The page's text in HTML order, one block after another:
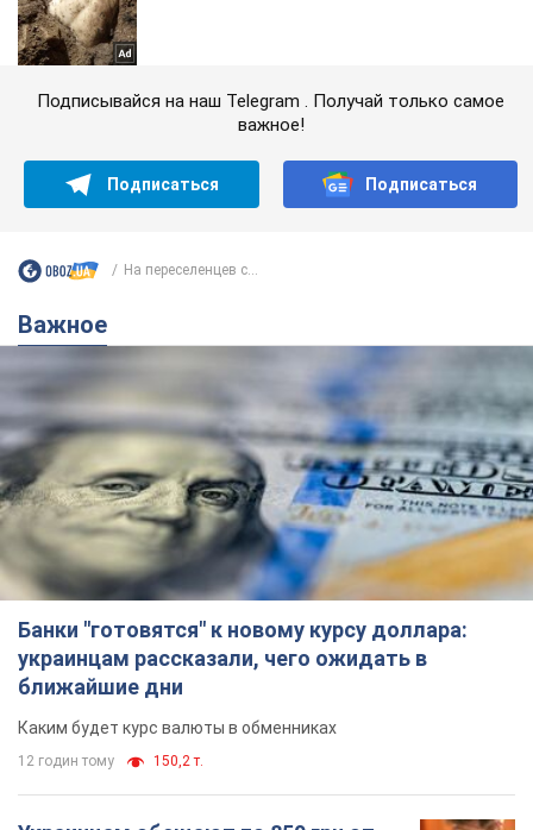
Подписывайся на наш Telegram . Получай только самое
важное!
Подписаться Подписаться
На переселенцев с...
Важное
Банки "готовятся" к новому курсу доллара:
украинцам рассказали, чего ожидать в
ближайшие дни
Каким будет курс валюты в обменниках
12 годин тому 150,2 т.